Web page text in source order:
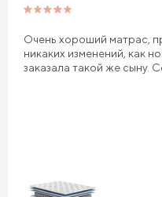
Очень хороший матрас,
никаких изменений, как
заказала такой же сыну.